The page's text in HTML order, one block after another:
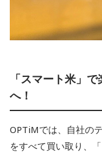
「スマート米」
へ！
OPTiMでは、自社の
をすべて買い取り、